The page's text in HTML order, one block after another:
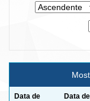
Data de
Data de